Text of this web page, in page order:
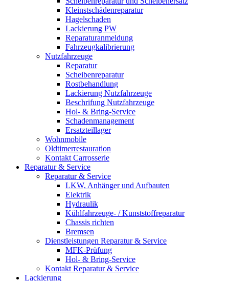
Kleinstschädenreparatur
Hagelschaden
Lackierung PW
Reparaturanmeldung
Fahrzeugkalibrierung
Nutzfahrzeuge
Reparatur
Scheibenreparatur
Rostbehandlung
Lackierung Nutzfahrzeuge
Beschrifung Nutzfahrzeuge
Hol- & Bring-Service
Schadenmanagement
Ersatzteillager
Wohnmobile
Oldtimerrestauration
Kontakt Carrosserie
Reparatur & Service
Reparatur & Service
LKW, Anhänger und Aufbauten
Elektrik
Hydraulik
Kühlfahrzeuge- / Kunststoffreparatur
Chassis richten
Bremsen
Dienstleistungen Reparatur & Service
MFK-Prüfung
Hol- & Bring-Service
Kontakt Reparatur & Service
Lackierung